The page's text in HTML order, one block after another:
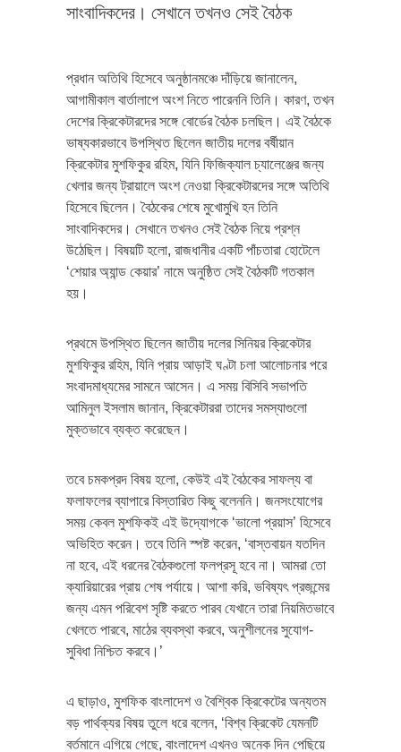
সাংবাদিকদের। সেখানে তখনও সেই বৈঠক
প্রধান অতিথি হিসেবে অনুষ্ঠানমঞ্চে দাঁড়িয়ে জানালেন,
আগামীকাল বার্তালাপে অংশ নিতে পারেননি তিনি। কারণ, তখন
দেশের ক্রিকেটারদের সঙ্গে বোর্ডের বৈঠক চলছিল। এই বৈঠকে
ভাষ্যকারভাবে উপস্থিত ছিলেন জাতীয় দলের বর্ষীয়ান
ক্রিকেটার মুশফিকুর রহিম, যিনি ফিজিক্যাল চ্যালেঞ্জের জন্য
খেলার জন্য ট্রায়ালে অংশ নেওয়া ক্রিকেটারদের সঙ্গে অতিথি
হিসেবে ছিলেন। বৈঠকের শেষে মুখোমুখি হন তিনি
সাংবাদিকদের। সেখানে তখনও সেই বৈঠক নিয়ে প্রশ্ন
উঠেছিল। বিষয়টি হলো, রাজধানীর একটি পাঁচতারা হোটেলে
‘শেয়ার অ্যান্ড কেয়ার’ নামে অনুষ্ঠিত সেই বৈঠকটি গতকাল
হয়।
প্রথমে উপস্থিত ছিলেন জাতীয় দলের সিনিয়র ক্রিকেটার
মুশফিকুর রহিম, যিনি প্রায় আড়াই ঘণ্টা চলা আলোচনার পরে
সংবাদমাধ্যমের সামনে আসেন। এ সময় বিসিবি সভাপতি
আমিনুল ইসলাম জানান, ক্রিকেটাররা তাদের সমস্যাগুলো
মুক্তভাবে ব্যক্ত করেছেন।
তবে চমকপ্রদ বিষয় হলো, কেউই এই বৈঠকের সাফল্য বা
ফলাফলের ব্যাপারে বিস্তারিত কিছু বলেননি। জনসংযোগের
সময় কেবল মুশফিকই এই উদ্যোগকে ‘ভালো প্রয়াস’ হিসেবে
অভিহিত করেন। তবে তিনি স্পষ্ট করেন, ‘বাস্তবায়ন যতদিন
না হবে, এই ধরনের বৈঠকগুলো ফলপ্রসূ হবে না। আমরা তো
ক্যারিয়ারের প্রায় শেষ পর্যায়ে। আশা করি, ভবিষ্যৎ প্রজন্মের
জন্য এমন পরিবেশ সৃষ্টি করতে পারব যেখানে তারা নিয়মিতভাবে
খেলতে পারবে, মাঠের ব্যবস্থা করবে, অনুশীলনের সুযোগ-
সুবিধা নিশ্চিত করবে।’
এ ছাড়াও, মুশফিক বাংলাদেশ ও বৈশ্বিক ক্রিকেটের অন্যতম
বড় পার্থক্যর বিষয় তুলে ধরে বলেন, ‘বিশ্ব ক্রিকেট যেমনটি
বর্তমানে এগিয়ে গেছে, বাংলাদেশ এখনও অনেক দিন পেছিয়ে